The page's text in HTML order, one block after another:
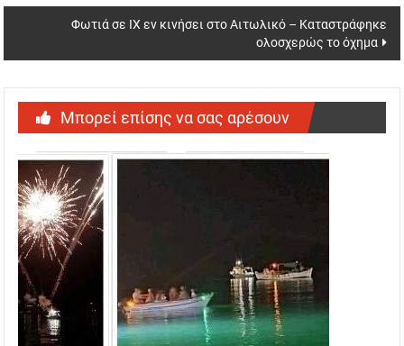
Φωτιά σε ΙΧ εν κινήσει στο Αιτωλικό – Καταστράφηκε
ολοσχερώς το όχημα
Μπορεί επίσης να σας αρέσουν